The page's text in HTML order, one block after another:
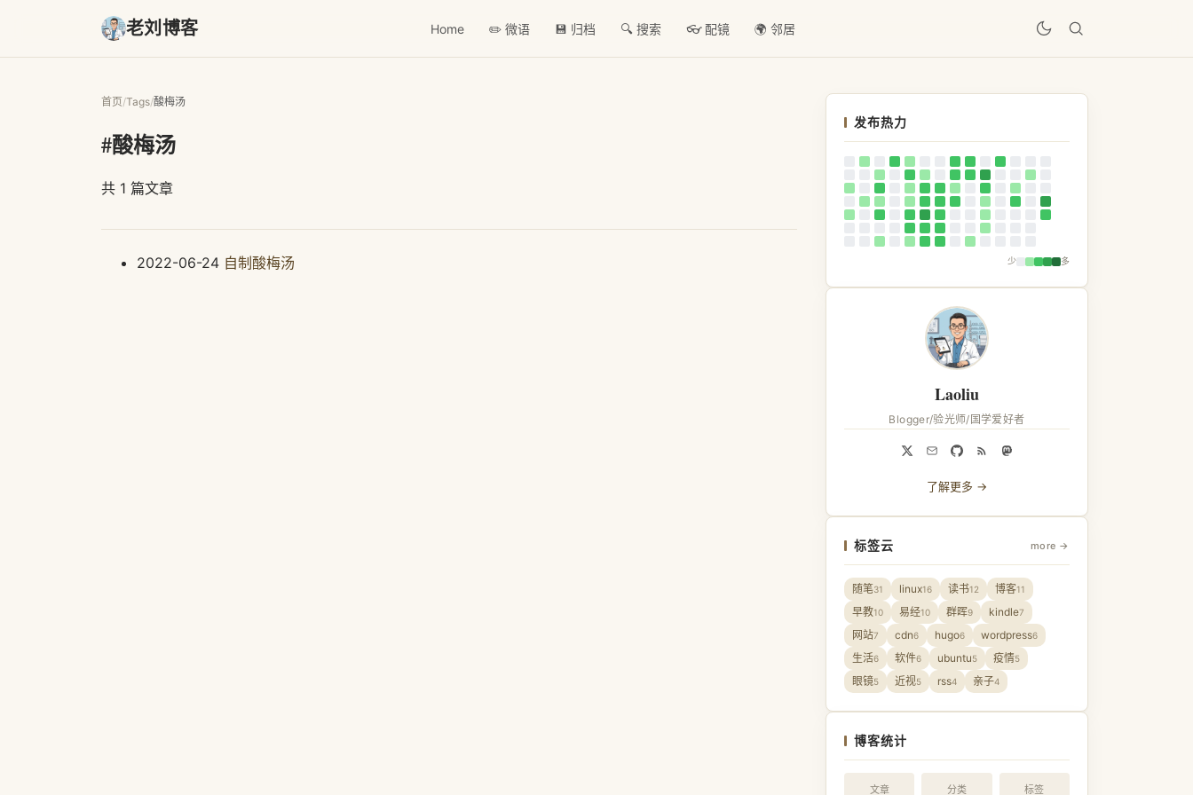
老刘博客 Home ✏️ 微语 💾 归档 🔍 搜索 👓 配镜 🌍 邻居
首页/Tags/酸梅汤
#酸梅汤
共 1 篇文章
2022-06-24 自制酸梅汤
发布热力
少 多
Laoliu
Blogger/验光师/国学爱好者
了解更多 →
标签云 more →
随笔31 linux16 读书12 博客11
早教10 易经10 群晖9 kindle7
网站7 cdn6 hugo6 wordpress6
生活6 软件6 ubuntu5 疫情5
眼镜5 近视5 rss4 亲子4
博客统计
文章 分类 标签